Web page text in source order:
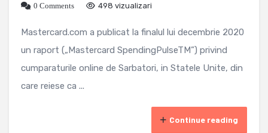
0 Comments
498 vizualizari
Mastercard.com a publicat la finalul lui decembrie 2020
un raport („Mastercard SpendingPulseTM”) privind
cumparaturile online de Sarbatori, in Statele Unite, din
care reiese ca ...
Continue reading